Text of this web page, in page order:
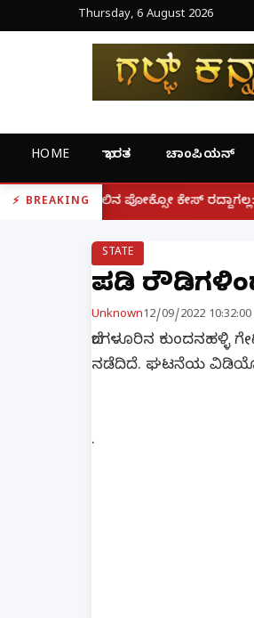
Thursday, 6 August 2026
HOME ಭಾರತ ಚಾಂಪಿಯನ್
BREAKING
ಕೇಸ್ ರದ್ದಾಗಲ್ಲ: ಹೈಕೋರ್ಟ್ ಮಹತ್ವದ ಆದೇಶ
STATE
ಪುಡಿ
Unknown12/09/2022 10:32:00
ಬೆಂಗಳೂರಿನ
ನಡೆದಿದೆ. ಘಟನೆಯ ವಿಡಿಯೋ
.